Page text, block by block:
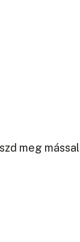
meg mással